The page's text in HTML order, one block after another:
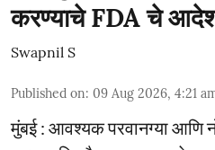
करण्याचे FDA चे
Swapnil S
Published on: 09 Aug 2026, 4:21
मुंबई : आवश्यक परवानग्या आणि